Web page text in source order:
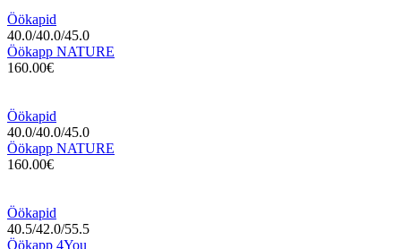
Öökapid
40.0/40.0/45.0
Öökapp NATURE
160.00€
Öökapid
40.0/40.0/45.0
Öökapp NATURE
160.00€
Öökapid
40.5/42.0/55.5
Öökapp 4You